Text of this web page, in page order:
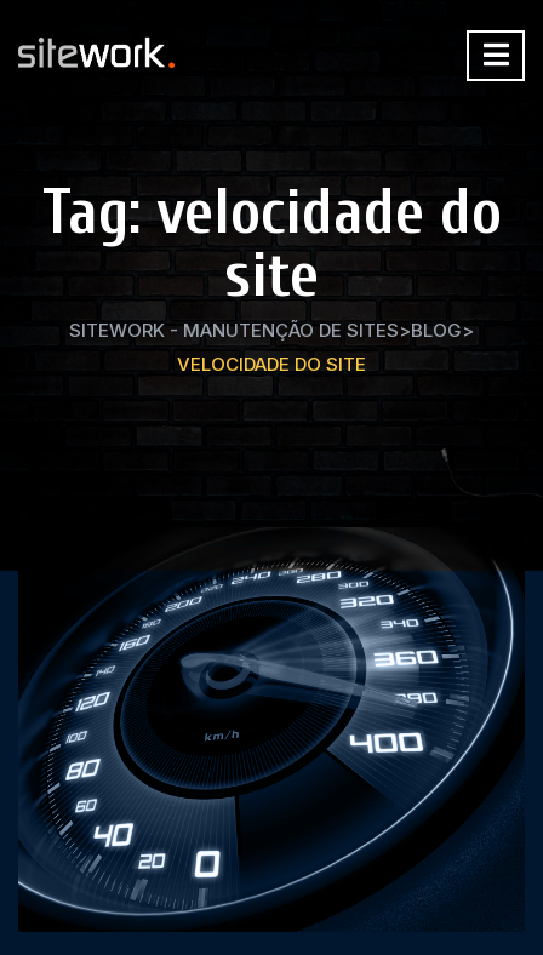
Tag:velocidade do
site
SITEWORK - MANUTENÇÃO DE SITES>BLOG>
VELOCIDADE DO SITE